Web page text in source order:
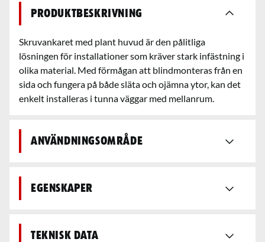
Produktbeskrivning
Skruvankaret med plant huvud är den pålitliga
lösningen för installationer som kräver stark infästning i
olika material. Med förmågan att blindmonteras från en
sida och fungera på både släta och ojämna ytor, kan det
enkelt installeras i tunna väggar med mellanrum.
Användningsområde
Egenskaper
Teknisk data